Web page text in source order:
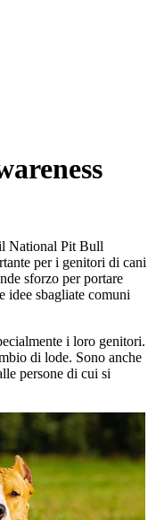
National Pit Bull
per i genitori di cani
sforzo per portare
idee sbagliate comuni
i loro genitori.
di lode. Sono anche
persone di cui si